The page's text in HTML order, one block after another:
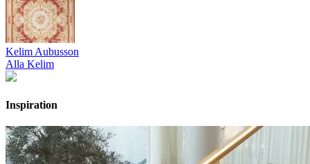
Kelim Aubusson
Alla Kelim
Inspiration